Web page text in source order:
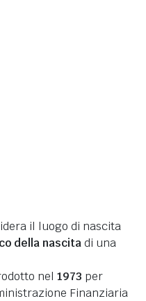
il luogo di nascita
della nascitadi una
nel 1973 per
Finanziaria